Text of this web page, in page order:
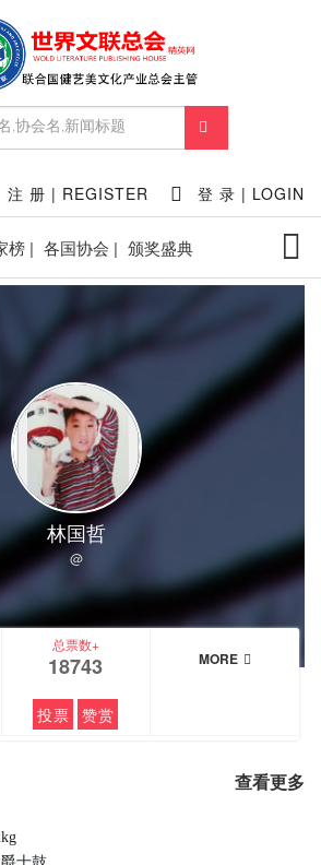
注 册 | REGISTER 登 录 | LOGIN
榜 | 各国协会 | 颁奖盛典
林国哲
@
总票数+
18743
投票 赞赏
MORE
查看更多